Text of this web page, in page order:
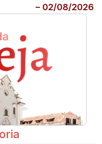
– 02/08/2026